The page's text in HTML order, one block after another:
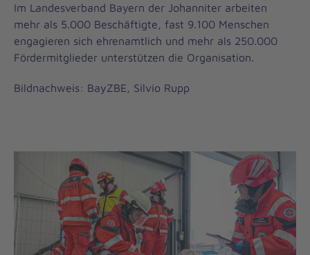
Im Landesverband Bayern der Johanniter arbeiten
mehr als 5.000 Beschäftigte, fast 9.100 Menschen
engagieren sich ehrenamtlich und mehr als 250.000
Fördermitglieder unterstützen die Organisation.
Bildnachweis: BayZBE, Silvio Rupp